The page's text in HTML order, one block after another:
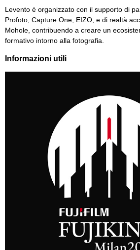
Levento è organizzato con il supporto di
Profoto, Capture One, EIZO, e di realtà
Mohole, contribuendo a creare un
formativo intorno alla fotografia.
Informazioni utili